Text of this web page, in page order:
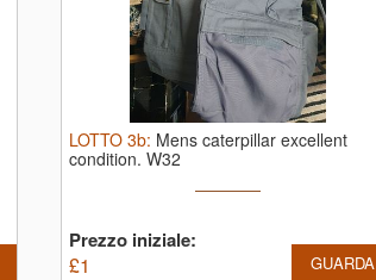
LOTTO 3b: Mens caterpillar excellent
condition. W32
Prezzo iniziale:
£1 GUARDA